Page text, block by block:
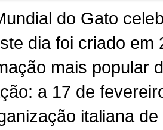
do Gato
dia foi criado em
mais popular
a 17 de
italiana